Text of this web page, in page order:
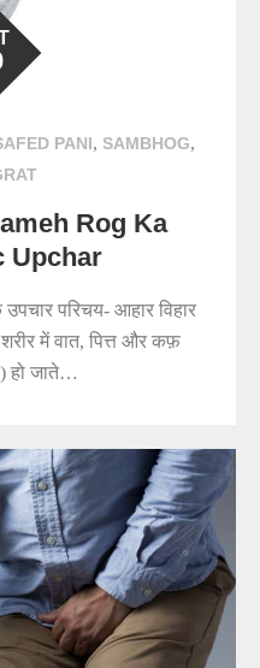
PANI, SAMBHOG,
Rog Ka
Upchar
परिचय- आहार विहार
में वात, पित्त और कफ़
हो जाते…